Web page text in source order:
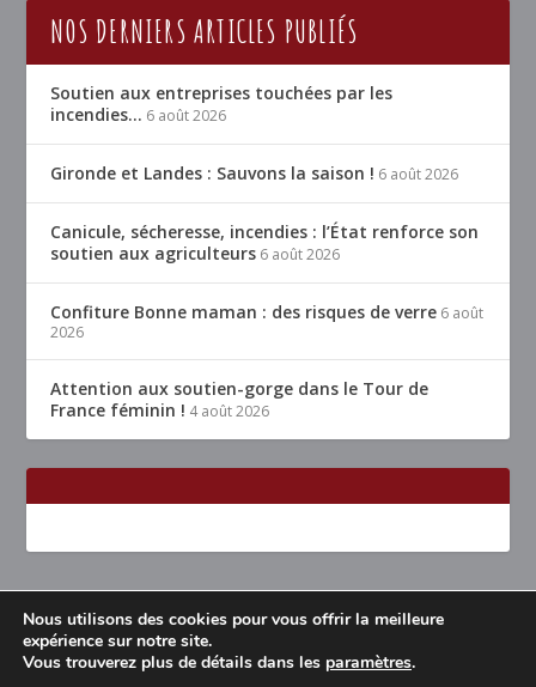
NOS DERNIERS ARTICLES PUBLIÉS
Soutien aux entreprises touchées par les
incendies… 6 août 2026
Gironde et Landes : Sauvons la saison ! 6 août 2026
Canicule, sécheresse, incendies : l’État renforce son
soutien aux agriculteurs 6 août 2026
Confiture Bonne maman : des risques de verre 6 août
2026
Attention aux soutien-gorge dans le Tour de
France féminin ! 4 août 2026
Conçu parElegant Themes | Propulsé parWordPress
Accueil Restaurants Lyon & alentours
Mentions légales
Nous utilisons des cookies pour vous offrir la meilleure
expérience sur notre site.
Vous trouverez plus de détails dans les paramètres.